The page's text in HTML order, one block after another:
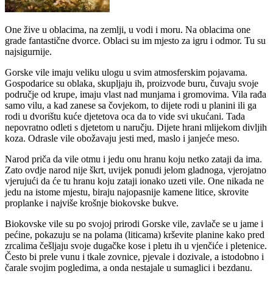
One žive u oblacima, na zemlji, u vodi i moru. Na oblacima one
grade fantastične dvorce. Oblaci su im mjesto za igru i odmor. Tu su
najsigurnije.
Gorske vile imaju veliku ulogu u svim atmosferskim pojavama.
Gospodarice su oblaka, skupljaju ih, proizvode buru, čuvaju svoje
područje od krupe, imaju vlast nad munjama i gromovima. Vila rađa
samo vilu, a kad zanese sa čovjekom, to dijete rodi u planini ili ga
rodi u dvorištu kuće djetetova oca da to vide svi ukućani. Tada
nepovratno odleti s djetetom u naručju. Dijete hrani mlijekom divljih
koza. Odrasle vile obožavaju jesti med, maslo i janjeće meso.
Narod priča da vile otmu i jedu onu hranu koju netko zataji da ima.
Zato ovdje narod nije škrt, uvijek ponudi jelom gladnoga, vjerojatno
vjerujući da će tu hranu koju zataji ionako uzeti vile. One nikada ne
jedu na istome mjestu, biraju najopasnije kamene litice, skrovite
proplanke i najviše krošnje biokovske bukve.
Biokovske vile su po svojoj prirodi Gorske vile, zavlače se u jame i
pećine, pokazuju se na polama (liticama) krševite planine kako pred
zrcalima češljaju svoje dugačke kose i pletu ih u vjenčiće i pletenice.
Često bi prele vunu i tkale zovnice, pjevale i dozivale, a istodobno i
čarale svojim pogledima, a onda nestajale u sumaglici i bezdanu.